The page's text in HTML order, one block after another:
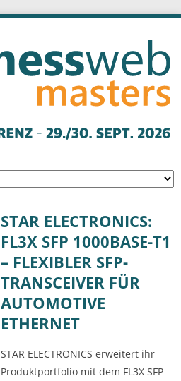
STAR ELECTRONICS:
FL3X SFP 1000BASE-T1
– FLEXIBLER SFP-
TRANSCEIVER FÜR
AUTOMOTIVE
ETHERNET
STAR ELECTRONICS erweitert ihr
Produktportfolio mit dem FL3X SFP